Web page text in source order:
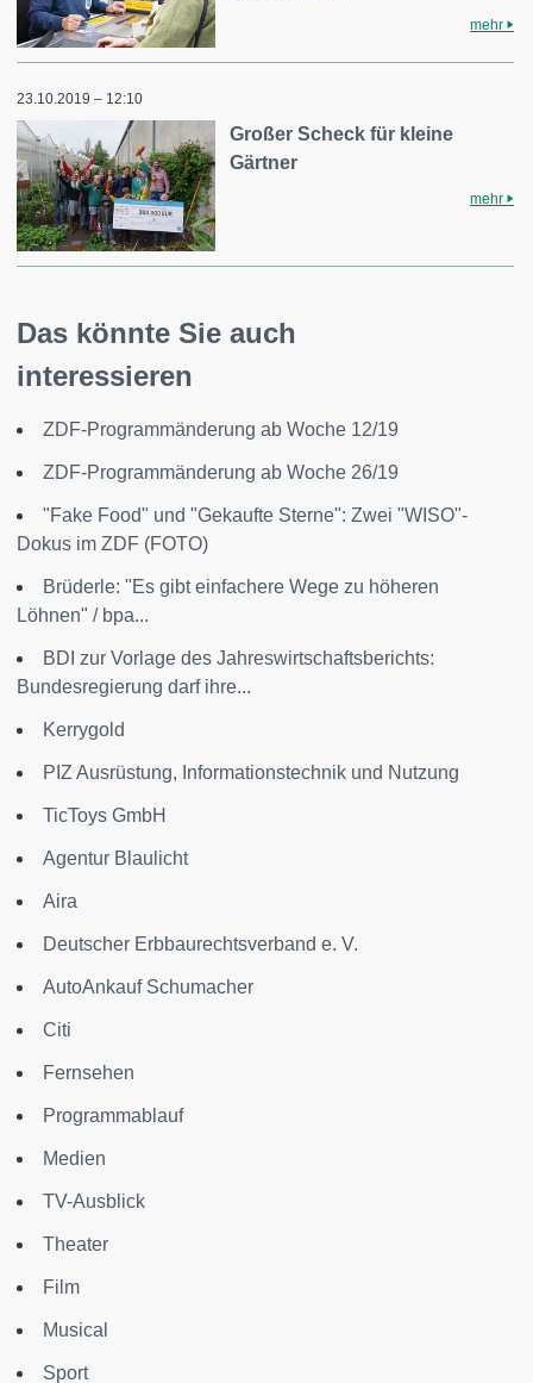
mehr
23.10.2019 – 12:10
Großer Scheck für kleine
Gärtner
mehr
Das könnte Sie auch
interessieren
ZDF-Programmänderung ab Woche 12/19
ZDF-Programmänderung ab Woche 26/19
"Fake Food" und "Gekaufte Sterne": Zwei "WISO"-
Dokus im ZDF (FOTO)
Brüderle: "Es gibt einfachere Wege zu höheren
Löhnen" / bpa...
BDI zur Vorlage des Jahreswirtschaftsberichts:
Bundesregierung darf ihre...
Kerrygold
PIZ Ausrüstung, Informationstechnik und Nutzung
TicToys GmbH
Agentur Blaulicht
Aira
Deutscher Erbbaurechtsverband e. V.
AutoAnkauf Schumacher
Citi
Fernsehen
Programmablauf
Medien
TV-Ausblick
Theater
Film
Musical
Sport